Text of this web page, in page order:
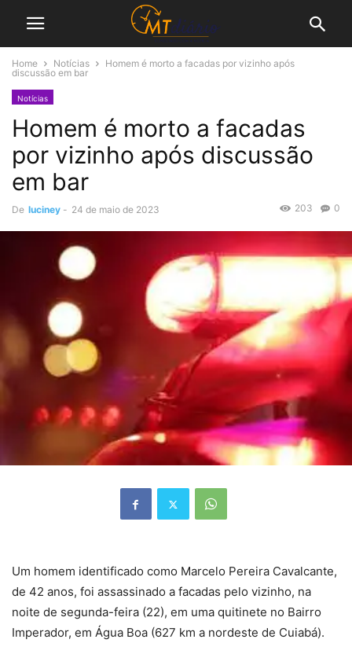
Home Notícias
Homem é morto a facadas por vizinho após
discussão em bar
Notícias
Homem é morto a facadas
por vizinho após discussão
em bar
De luciney - 24 de maio de 2023 0
203
Um homem identificado como Marcelo Pereira Cavalcante,
de 42 anos, foi assassinado a facadas pelo vizinho, na
noite de segunda-feira (22), em uma quitinete no Bairro
Imperador, em Água Boa (627 km a nordeste de Cuiabá).